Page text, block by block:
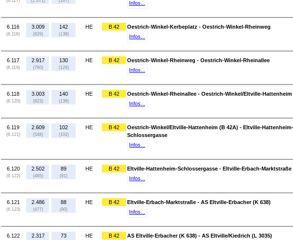
Infos...
6.116
(6.118)
3.009
(829)
142
(138)
HE B 42
Oestrich-Winkel-Kerbeplatz - Oestrich-Winkel-Rheinweg
Infos...
6.117
(6.119)
2.917
(760)
130
(126)
HE B 42
Oestrich-Winkel-Rheinweg - Oestrich-Winkel-Rheinallee
Infos...
6.118
(6.120)
3.003
(823)
140
(136)
HE B 42
Oestrich-Winkel-Rheinallee - Oestrich-Winkel/Eltville-Hattenheim
Infos...
6.119
(6.121)
2.609
(548)
102
(102)
HE B 42
Oestrich-Winkel/Eltville-Hattenheim (B 42A) - Eltville-Hattenheim-
Schlossergasse
Infos...
6.120
(6.122)
2.502
(485)
89
(91)
HE B 42
Eltville-Hattenheim-Schlossergasse - Eltville-Erbach-Marktstraße
Infos...
6.121
(6.123)
2.486
(477)
88
(90)
HE B 42
Eltville-Erbach-Marktstraße - AS Eltville-Erbacher (K 638)
Infos...
6.122 2.317 73 HE B 42
AS Eltville-Erbacher (K 638) - AS Eltville/Kiedrich (L 3035)